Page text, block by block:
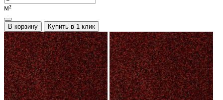
м²
В корзину Купить в 1 клик